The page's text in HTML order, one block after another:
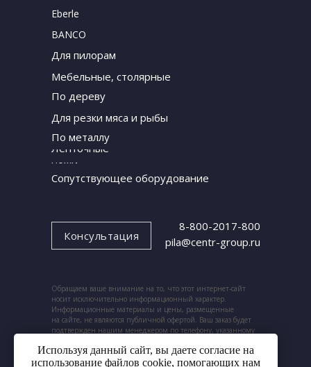
Eberle
BANCO
Консультация
Для пилорам
Мебельные, столярные
По дереву
Для резки мяса и рыбы
8-800-2017-800
pila@centr-group.ru
Обращаем ваше внимание на то, что этот интернет-сайт
носит исключительно информационный характер.
Информационные материалы и цены, размещенные
на сайте, не являются публичной офертой. Ваш заказ будет
подтвержден нашим менеджером по телефону, указанному
По металлу
Ленточные
ножи
Сопутствующее оборудование
Используя данный сайт, вы даете согласие на
использование файлов cookie, помогающих нам